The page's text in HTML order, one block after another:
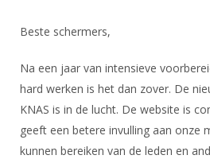
Beste schermers,
Na een jaar van intensieve
hard werken is het dan zover. De
KNAS is in de lucht. De website is
geeft een betere invulling aan onze
kunnen bereiken van de leden en